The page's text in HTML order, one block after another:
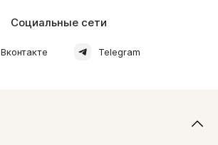
Социальные сети
Вконтакте Telegram